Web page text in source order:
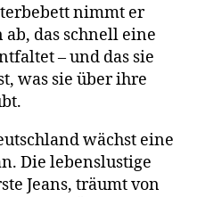
nimmt er
das schnell eine
– und das sie
was sie über ihre
wächst eine
Die lebenslustige
Jeans, träumt von